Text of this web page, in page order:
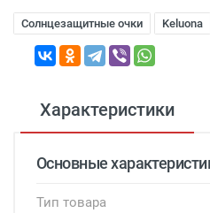
Солнцезащитные очки Keluona
Характеристики
Основные
Тип товара